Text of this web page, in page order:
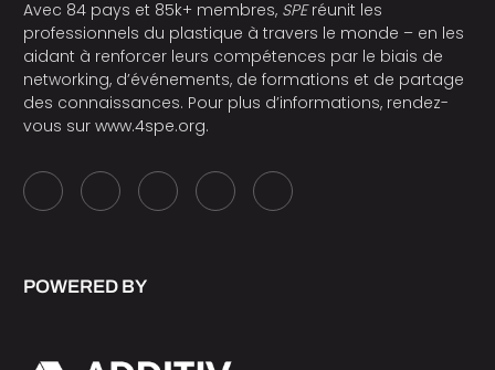
Avec 84 pays et 85k+ membres, SPEréunit les
professionnels du plastique à travers le monde – en les
aidant à renforcer leurs compétences par le biais de
networking, d’événements, de formations et de partage
des connaissances. Pour plus d’informations, rendez-
vous sur www.4spe.org.
POWERED BY